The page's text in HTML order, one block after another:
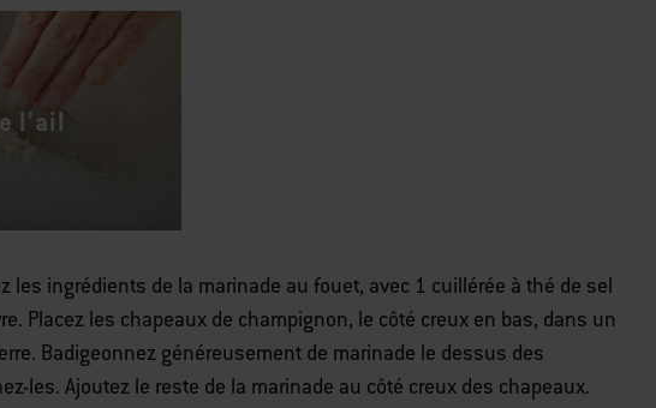
l’ail
les ingrédients de la marinade au fouet, avec 1 cuillérée à thé de sel
Placez les chapeaux de champignon, le côté creux en bas, dans un
Badigeonnez généreusement de marinade le dessus des
les. Ajoutez le reste de la marinade au côté creux des chapeaux.